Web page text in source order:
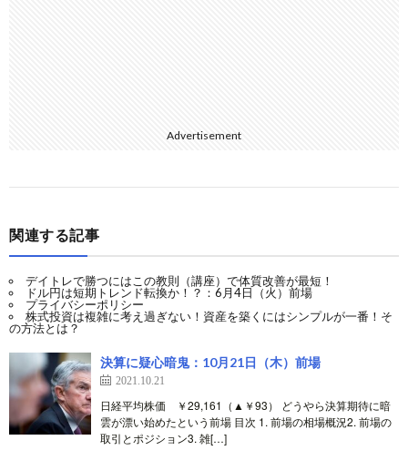
Advertisement
関連する記事
デイトレで勝つにはこの教則（講座）で体質改善が最短！
ドル円は短期トレンド転換か！？：6月4日（火）前場
プライバシーポリシー
株式投資は複雑に考え過ぎない！資産を築くにはシンプルが一番！そ
の方法とは？
決算に疑心暗鬼：10月21日（木）前場
2021.10.21
日経平均株価 ￥29,161（▲￥93） どうやら決算期待に暗
雲が漂い始めたという前場 目次 1. 前場の相場概況2. 前場の
取引とポジション3. 雑[…]